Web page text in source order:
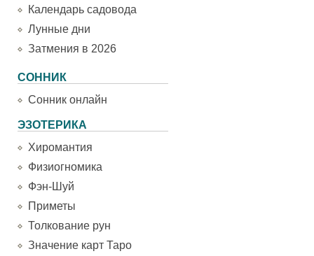
Календарь садовода
Лунные дни
Затмения в 2026
СОННИК
Сонник онлайн
ЭЗОТЕРИКА
Хиромантия
Физиогномика
Фэн-Шуй
Приметы
Толкование рун
Значение карт Таро